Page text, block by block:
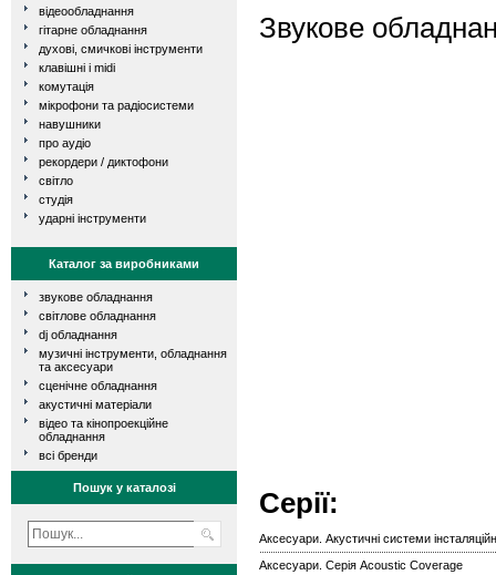
відеообладнання
гітарне обладнання
духові, смичкові інструменти
клавішні і midi
комутація
мікрофони та радіосистеми
навушники
про аудіо
рекордери / диктофони
світло
студія
ударні інструменти
Каталог за виробниками
звукове обладнання
світлове обладнання
dj обладнання
музичні інструменти, обладнання
та аксесуари
сценічне обладнання
акустичні матеріали
відео та кінопроекційне
обладнання
всі бренди
Пошук у каталозі
Звукове
Серії:
Аксесуари. Акустичні системи
Аксесуари. Серія Acoustic Coverage